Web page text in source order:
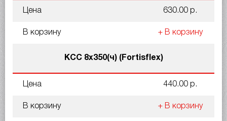
Цена 630.00 р.
В корзину + В корзину
КСС 8x350(ч) (Fortisflex)
Цена 440.00 р.
В корзину + В корзину